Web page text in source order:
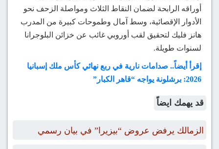
أوراقه الرابحة لضمان النقاط الثلاث ومواصلة الزحف نحو
الأدوار الإقصائية، وسط آمال وطموحات كبيرة من المدرب
هانز فليك لتحقيق لقب أوروبي غائب عن خزائن البلوجرانا
لسنوات طويلة.
إقرأ أيضاً.. صدامات نارية في ربع نهائي كأس ملك إسبانيا
2026: برشلونة يواجه “قاهر الكبار”
قد يهمك ايضاً
الزمالك يرفض عروض “بيزيرا” في بيان رسمي